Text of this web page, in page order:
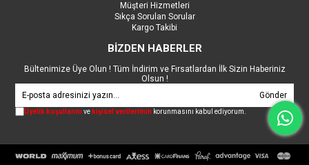
Müşteri Hizmetleri
Sıkça Sorulan Sorular
Kargo Takibi
BİZDEN HABERLER
Bültenimize Üye Olun ! Tüm İndirim ve Fırsatlardan İlk Sizin Haberiniz
Olsun !
Gönder
Üyelik koşullarını ve kişisel verilerimin korunmasını kabul ediyorum.